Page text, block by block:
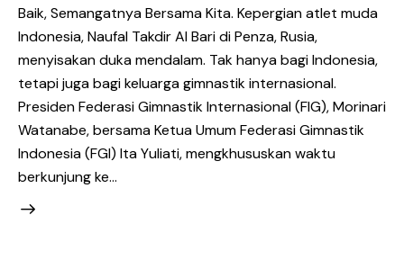
Baik, Semangatnya Bersama Kita. Kepergian atlet muda
Indonesia, Naufal Takdir Al Bari di Penza, Rusia,
menyisakan duka mendalam. Tak hanya bagi Indonesia,
tetapi juga bagi keluarga gimnastik internasional.
Presiden Federasi Gimnastik Internasional (FIG), Morinari
Watanabe, bersama Ketua Umum Federasi Gimnastik
Indonesia (FGI) Ita Yuliati, mengkhususkan waktu
berkunjung ke…